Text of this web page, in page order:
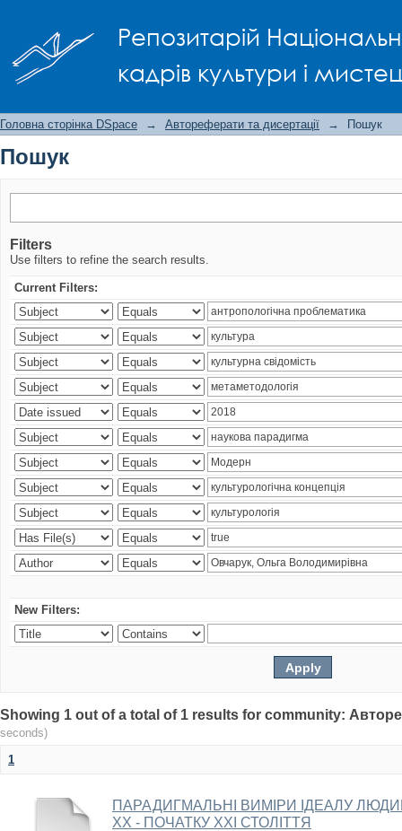
Репозитарій
кадрів культури і
Головна сторінка DSpace → Автореферати та дисертації → Пошук
Пошук
Filters
Use filters to refine the search results.
Current Filters:
New Filters:
Showing 1 out of a total of 1 results for community:
seconds)
1
ПАРАДИГМАЛЬНІ ВИМІРИ ІДЕАЛУ
ХХ - ПОЧАТКУ ХХІ СТОЛІТТЯ